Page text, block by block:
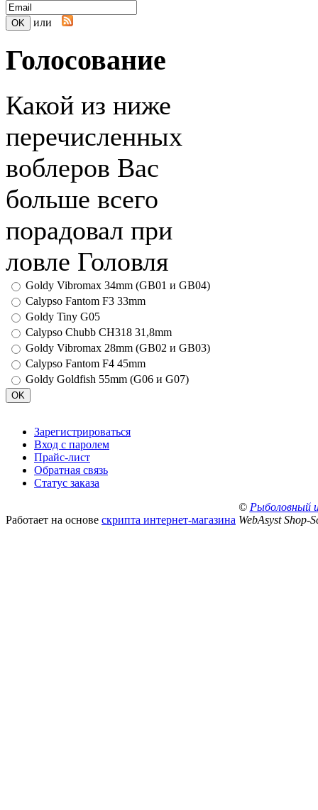
или
Голосование
Какой из ниже
перечисленных
воблеров Вас
больше всего
порадовал при
ловле Головля
Goldy Vibromax 34mm (GB01 и GB04)
Calypso Fantom F3 33mm
Goldy Tiny G05
Calypso Chubb CH318 31,8mm
Goldy Vibromax 28mm (GB02 и GB03)
Calypso Fantom F4 45mm
Goldy Goldfish 55mm (G06 и G07)
Зарегистрироваться
Вход с паролем
Прайс-лист
Обратная связь
Статус заказа
© Рыболовный
Работает на основе скрипта интернет-магазина WebAsyst Shop-